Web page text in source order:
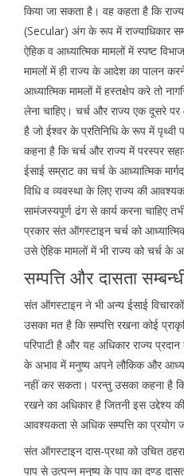
किया जा सकता है। वह कहता है कि राज्य
(Secular) अंग के रूप में राज्याधिकार
ऐहिक व आध्यात्मिक मामलों में स्पष्ट
मामलों में ही राज्य के आदेश का पालन
आध्यात्मिक मामलों में हस्तक्षेप करे तो
लेना चाहिए। चर्च और राज्य एक दूसरे पर
है जो ईश्वर के प्रतिनिधि के रूप में पृथ्वी
कहना है कि चर्च और राज्य में परस्पर
ईसाई सम्राट का चर्च के आध्यात्मिक
विधि व व्यवस्था के लिए राज्य की
सामंजस्यपूर्ण ढंग से कार्य करना चाहिए
प्रकार संत ऑगस्टाइन चर्च को
उसे ऐहिक मामलों में भी राज्य को चर्च के
सम्पत्ति और दासता
संत ऑगस्टाइन ने भी अन्य ईसाई
उसका मत है कि सम्पत्ति रखना कोई
परिपाटी है और यह अधिकार राज्य
के अभाव में मनुष्य अपने लौकिक और
नहीं कर सकता। परन्तु उसका कहना है कि
रखने का अधिकार है जितनी इस उद्देश्य
आवश्यकता से अधिक सम्पत्ति का प्रयोग
संत ऑगस्टाइन दास-प्रथा को उचित
पाप से उत्पन्न मनुष्य के पाप का दण्ड